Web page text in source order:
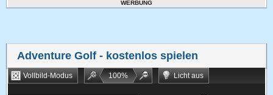
WERBUNG
Adventure Golf - kostenlos spielen
Vollbild-Modus 100%
Licht aus